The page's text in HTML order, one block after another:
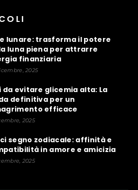
lunare: trasforma il potere
luna piena per attrarre
finanziaria
2025
da evitare glicemia alta: La
definitiva per un
efficace
2025
segno zodiacale: affinità e
in amore e amicizia
2025